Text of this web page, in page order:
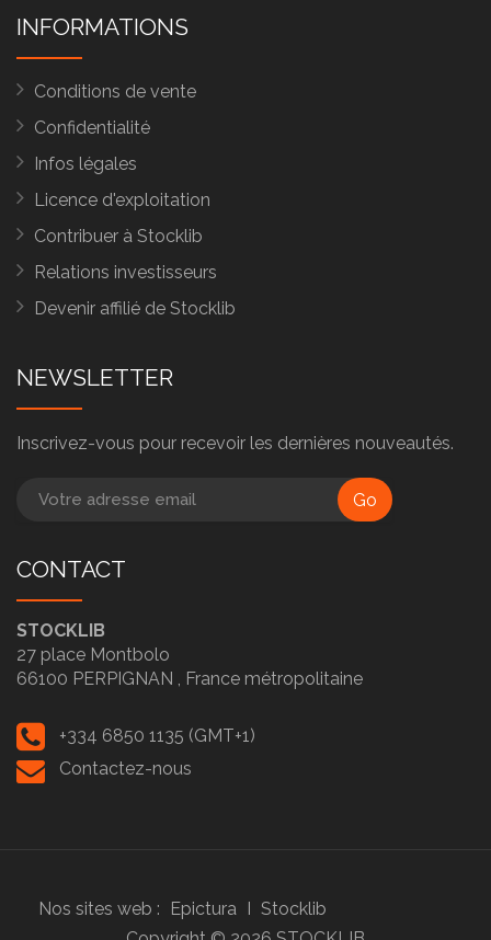
INFORMATIONS
Conditions de vente
Confidentialité
Infos légales
Licence d'exploitation
Contribuer à Stocklib
Relations investisseurs
Devenir affilié de Stocklib
NEWSLETTER
Inscrivez-vous pour recevoir les dernières nouveautés.
Go
CONTACT
STOCKLIB
27 place Montbolo
66100 PERPIGNAN , France métropolitaine
+334 6850 1135 (GMT+1)
Contactez-nous
Nos sites web : Epictura I Stocklib